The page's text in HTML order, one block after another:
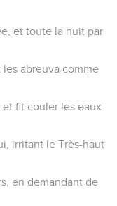
et toute la nuit par
abreuva comme
fit couler les eaux
irritant le Très-haut
en demandant de